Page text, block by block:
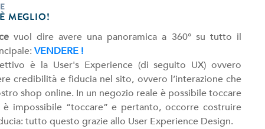
MEGLIO!
vuol dire avere una panoramica a 360° su tutto il
VENDERE !
è la User's Experience (di seguito UX) ovvero
credibilità e fiducia nel sito, ovvero l’interazione che
shop online. In un negozio reale è possibile toccare
impossibile “toccare” e pertanto, occorre costruire
tutto questo grazie allo User Experience Design.